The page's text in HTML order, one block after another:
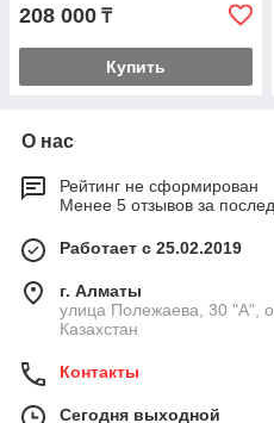
208 000 ₸
Купить
О нас
Рейтинг не сформирован
Менее 5 отзывов за
Работает с 25.02.2019
г. Алматы
улица Полежаева, 30 "А",
Казахстан
Контакты
Сегодня выходной